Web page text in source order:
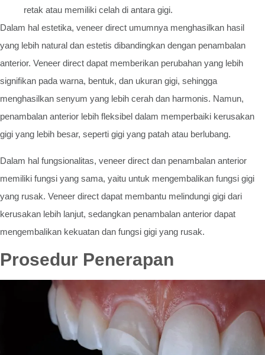
retak atau memiliki celah di antara gigi.
Dalam hal estetika, veneer direct umumnya menghasilkan hasil
yang lebih natural dan estetis dibandingkan dengan penambalan
anterior. Veneer direct dapat memberikan perubahan yang lebih
signifikan pada warna, bentuk, dan ukuran gigi, sehingga
menghasilkan senyum yang lebih cerah dan harmonis. Namun,
penambalan anterior lebih fleksibel dalam memperbaiki kerusakan
gigi yang lebih besar, seperti gigi yang patah atau berlubang.
Dalam hal fungsionalitas, veneer direct dan penambalan anterior
memiliki fungsi yang sama, yaitu untuk mengembalikan fungsi gigi
yang rusak. Veneer direct dapat membantu melindungi gigi dari
kerusakan lebih lanjut, sedangkan penambalan anterior dapat
mengembalikan kekuatan dan fungsi gigi yang rusak.
Prosedur Penerapan